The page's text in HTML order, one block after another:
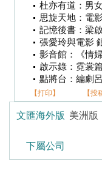
杜亦有道：男
思旋天地：電
記憶後書：梁
張愛玲與電影
影音館：《情
啟示錄：霓裳
點將台：編劇
【打印】 【投
文匯海外版 美洲版
下屬公司